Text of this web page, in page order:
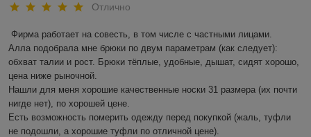
Отлично
Фирма работает на совесть, в том числе с частными лицами.
Алла подобрала мне брюки по двум параметрам (как следует):
обхват талии и рост. Брюки тёплые, удобные, дышат, сидят хорошо,
цена ниже рыночной.
Нашли для меня хорошие качественные носки 31 размера (их почти
нигде нет), по хорошей цене.
Есть возможность померить одежду перед покупкой (жаль, туфли
не подошли, а хорошие туфли по отличной цене).